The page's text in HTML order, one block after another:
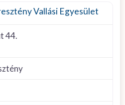
Vallási Egyesület
44.